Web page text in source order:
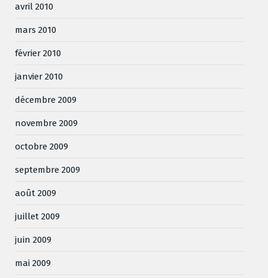
avril 2010
mars 2010
février 2010
janvier 2010
décembre 2009
novembre 2009
octobre 2009
septembre 2009
août 2009
juillet 2009
juin 2009
mai 2009